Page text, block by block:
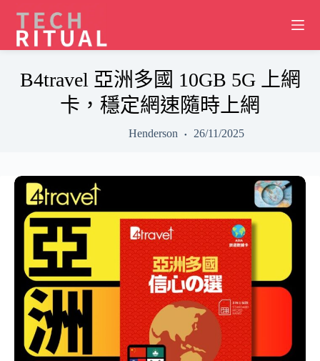
content
B4travel 亞洲多國 10GB 5G 上網
卡，穩定網速隨時上網
Henderson 26/11/2025